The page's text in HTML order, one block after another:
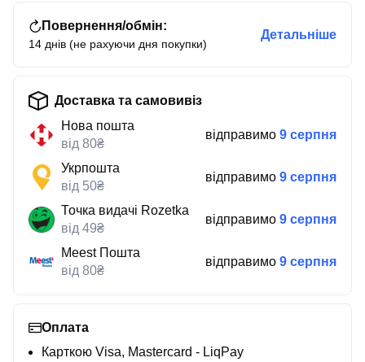
Повернення/обмін:
14 днів (не рахуючи дня покупки)
Детальніше
Доставка та самовивіз
Нова пошта
від 80₴
відправимо 9 серпня
Укрпошта
від 50₴
відправимо 9 серпня
Точка видачі Rozetka
від 49₴
відправимо 9 серпня
Meest Пошта
від 80₴
відправимо 9 серпня
Оплата
Карткою Visa, Mastercard - LiqPay